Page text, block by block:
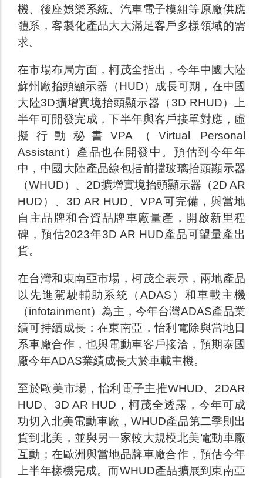
機、後座娛樂系統、汽車電子模組等原廠供應
體系，客製化產品大大滿足客戶多樣領域的需
求。
在市場布局方面，柯茂全指出，今年中國大陸
蘇州廠抬頭顯示器（HUD）成長可期，在中國
大陸3D擴增實境抬頭顯示器（3D RHUD）上
半年可開發完成，下半年與客戶接單對應，虛
擬行動秘書VPA（Virtual Personal
Assistant）產品也在開發中。預估到今年年
中，中國大陸產品線包括前擋玻璃抬頭顯示器
（WHUD）、2D擴增實境抬頭顯示器（2D AR
HUD）、3D AR HUD、VPA可完備，與當地
自主品牌和合資品牌車廠量產，開啟新里程
碑，預估2023年3D AR HUD產品可望量產出
貨。
在台灣和東南亞市場，柯茂全表示，兩地產品
以先進駕駛輔助系統（ADAS）和車載主機
（infotainment）為主，今年台灣ADAS產品業
績可持續成長；在東南亞，怡利電除與當地日
系車廠合作，也與電動車客戶接洽，預期泰國
廠今年ADAS業績成長大於車載主機。
至於歐美市場，怡利電子主推WHUD、2DAR
HUD、3D AR HUD，柯茂全透露，今年可成
功切入北美電動車廠，WHUD產品第二季則出
貨到北美，並與另一家較大規模北美電動車廠
互動；在歐洲與當地品牌車廠合作，預估今年
上半年樣機完成。而WHUD產品擴展到東南亞